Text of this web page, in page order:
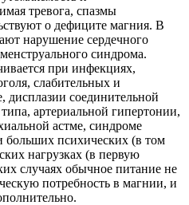
тревога, спазмы
о дефиците магния. В
нарушение сердечного
синдрома.
при инфекциях,
слабительных и
дисплазии соединительной
артериальной гипертонии,
астме, синдроме
больших психических (в том
нагрузках (в первую
случаях обычное питание не
потребность в магнии, и